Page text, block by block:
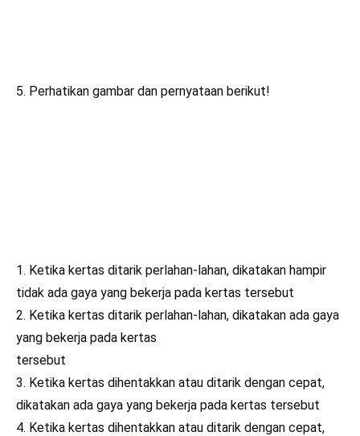
5. Perhatikan gambar dan pernyataan berikut!
1. Ketika kertas ditarik perlahan-lahan, dikatakan hampir
tidak ada gaya yang bekerja pada kertas tersebut
2. Ketika kertas ditarik perlahan-lahan, dikatakan ada gaya
yang bekerja pada kertas
tersebut
3. Ketika kertas dihentakkan atau ditarik dengan cepat,
dikatakan ada gaya yang bekerja pada kertas tersebut
4. Ketika kertas dihentakkan atau ditarik dengan cepat,